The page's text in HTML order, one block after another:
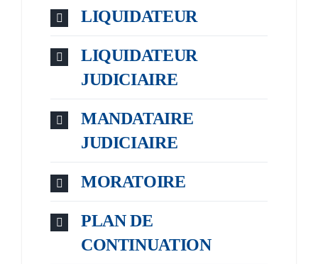
LIQUIDATEUR
LIQUIDATEUR
JUDICIAIRE
MANDATAIRE
JUDICIAIRE
MORATOIRE
PLAN DE
CONTINUATION